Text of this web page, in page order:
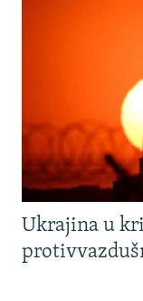
Ukrajina u